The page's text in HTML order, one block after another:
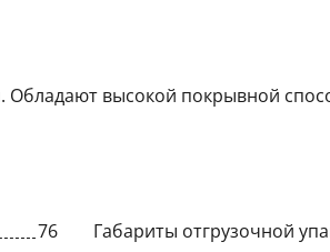
высокой покрывной
76 Габариты отгрузочной